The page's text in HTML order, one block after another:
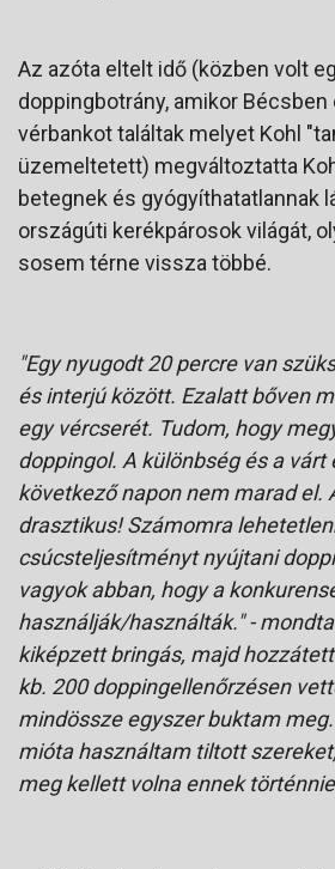
Az azóta eltelt idő (közben volt
doppingbotrány, amikor
vérbankot találtak melyet Kohl
üzemeltetett) megváltoztatta
betegnek és gyógyíthatatlannak
országúti kerékpárosok világát,
sosem térne vissza többé.
"Egy nyugodt 20 percre van
és interjú között. Ezalatt bőven
egy vércserét. Tudom, hogy
doppingol. A különbség és a várt
következő napon nem marad el.
drasztikus! Számomra
csúcsteljesítményt nyújtani
vagyok abban, hogy a
használják/használták." -
kiképzett bringás, majd
kb. 200 doppingellenőrzésen
mindössze egyszer buktam
mióta használtam tiltott
meg kellett volna ennek